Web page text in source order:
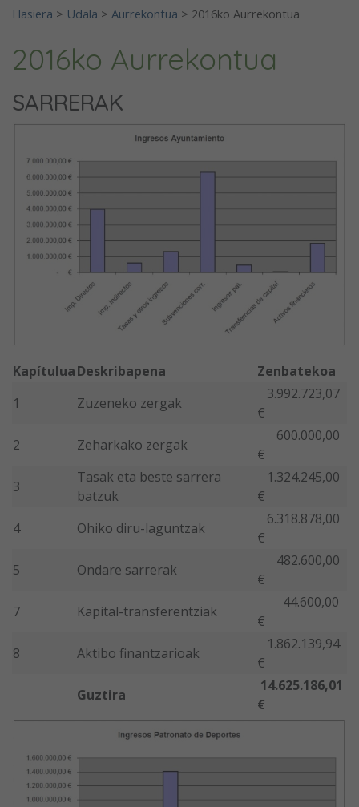
Hasiera > Udala > Aurrekontua > 2016ko Aurrekontua
2016ko Aurrekontua
SARRERAK
KapítuluaDeskribapena
Zenbatekoa
1
Zuzeneko zergak
3.992.723,07
€
2
Zeharkako zergak
600.000,00
€
3
Tasak eta beste sarrera
batzuk
1.324.245,00
€
4
Ohiko diru-laguntzak
6.318.878,00
€
5
Ondare sarrerak
482.600,00
€
7
Kapital-transferentziak
44.600,00
€
8
Aktibo finantzarioak
1.862.139,94
€
Guztira
14.625.186,01
€